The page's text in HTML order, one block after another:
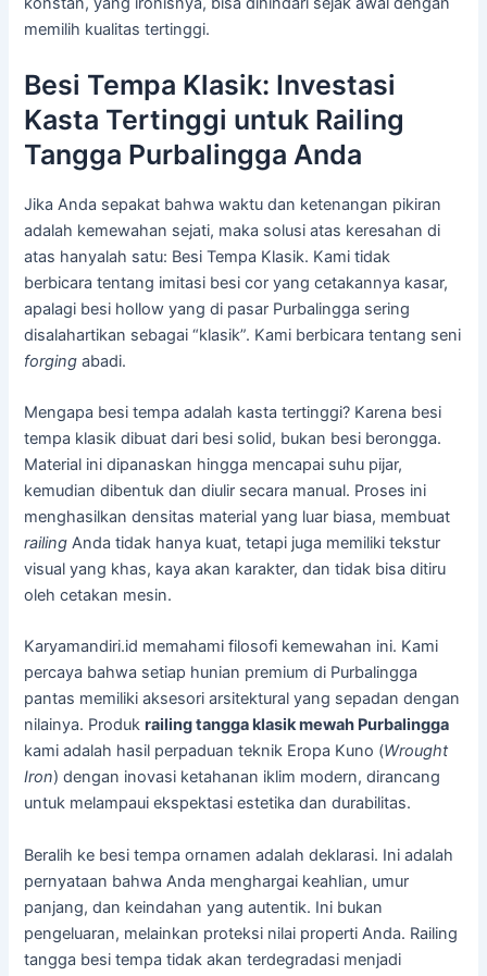
memilih kualitas tertinggi.
Besi Tempa Klasik: Investasi
Kasta Tertinggi untuk Railing
Tangga Purbalingga Anda
Jika Anda sepakat bahwa waktu dan ketenangan pikiran
adalah kemewahan sejati, maka solusi atas keresahan di
atas hanyalah satu: Besi Tempa Klasik. Kami tidak
berbicara tentang imitasi besi cor yang cetakannya kasar,
apalagi besi hollow yang di pasar Purbalingga sering
disalahartikan sebagai “klasik”. Kami berbicara tentang seni
forging abadi.
Mengapa besi tempa adalah kasta tertinggi? Karena besi
tempa klasik dibuat dari besi solid, bukan besi berongga.
Material ini dipanaskan hingga mencapai suhu pijar,
kemudian dibentuk dan diulir secara manual. Proses ini
menghasilkan densitas material yang luar biasa, membuat
railing Anda tidak hanya kuat, tetapi juga memiliki tekstur
visual yang khas, kaya akan karakter, dan tidak bisa ditiru
oleh cetakan mesin.
Karyamandiri.id memahami filosofi kemewahan ini. Kami
percaya bahwa setiap hunian premium di Purbalingga
pantas memiliki aksesori arsitektural yang sepadan dengan
nilainya. Produkrailing tangga klasik mewah Purbalingga
kami adalah hasil perpaduan teknik Eropa Kuno (Wrought
Iron) dengan inovasi ketahanan iklim modern, dirancang
untuk melampaui ekspektasi estetika dan durabilitas.
Beralih ke besi tempa ornamen adalah deklarasi. Ini adalah
pernyataan bahwa Anda menghargai keahlian, umur
panjang, dan keindahan yang autentik. Ini bukan
pengeluaran, melainkan proteksi nilai properti Anda. Railing
tangga besi tempa tidak akan terdegradasi menjadi